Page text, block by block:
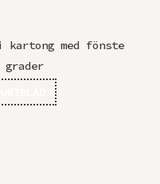
kartong med fönste
grader